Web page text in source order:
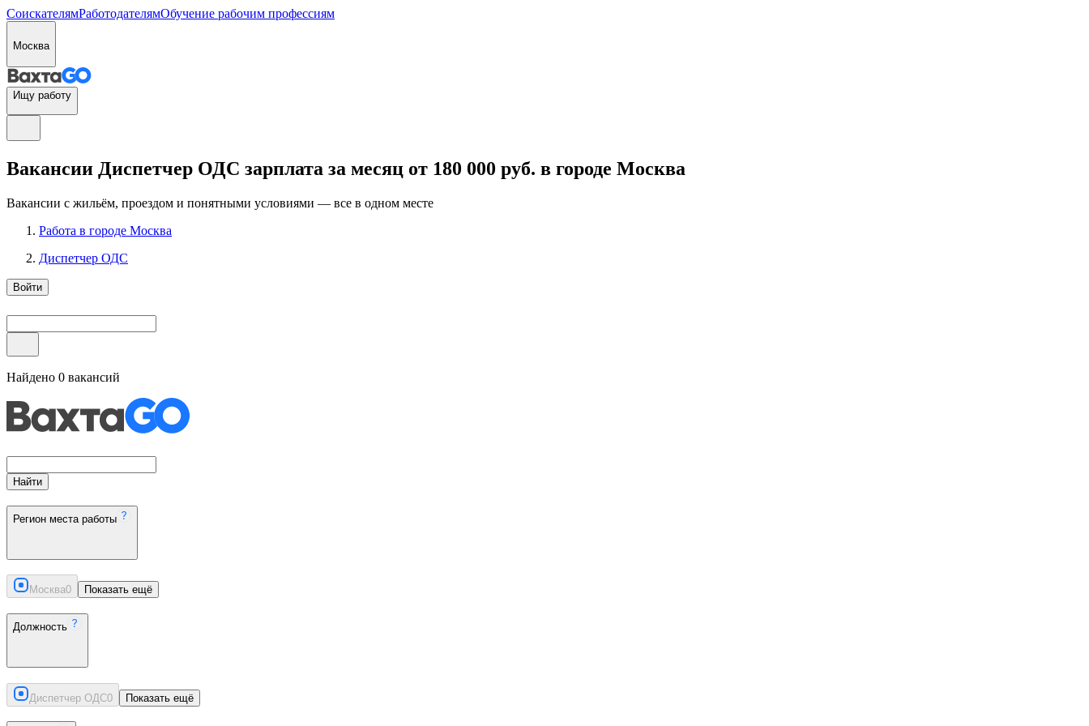
СоискателямРаботодателямОбучение рабочим профессиям
Москва
Ищу работу
Вакансии Диспетчер ОДС зарплата за месяц от 180 000 руб. в городе Москва
Вакансии с жильём, проездом и понятными условиями — все в одном месте
Работа в городе Москва
Диспетчер ОДС
Войти
Найдено 0 вакансий
Найти
Регион места работы
Москва0 Показать ещё
Должность
Диспетчер ОДС0 Показать ещё